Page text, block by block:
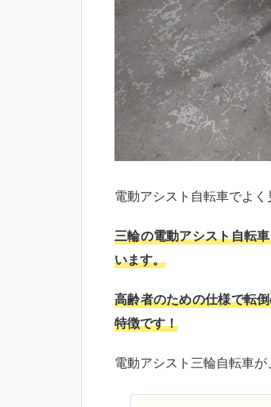
電動アシスト自転車でよ
三輪の電動アシスト自転
います。
高齢者のための仕様で転
特徴です！
電動アシスト三輪自転車